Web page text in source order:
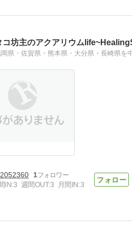
コ坊主のアクアリウム
2052360
1
IN:3 週間OUT:3 月間IN:3